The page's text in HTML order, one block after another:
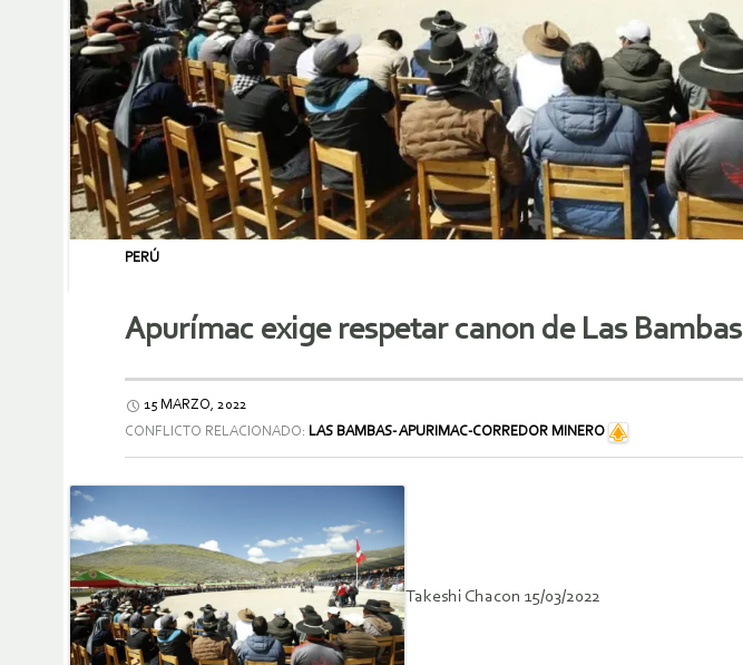
PERÚ
Apurímac exige respetar canon de Las
15 MARZO, 2022
CONFLICTO RELACIONADO: LAS BAMBAS- APURIMAC-CORREDOR MINERO
Takeshi Chacon 15/03/2022